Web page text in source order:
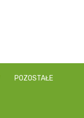
POZOSTAŁE